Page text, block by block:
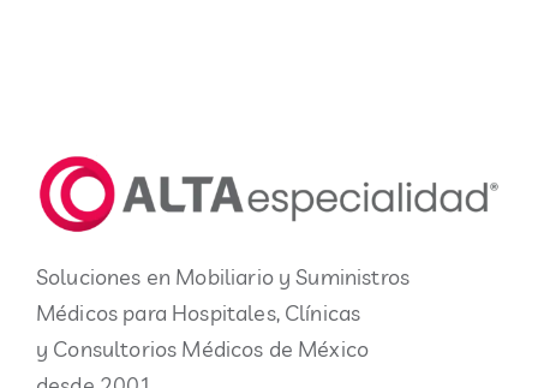
Soluciones en Mobiliario y Suministros
Médicos para Hospitales, Clínicas
y Consultorios Médicos de México